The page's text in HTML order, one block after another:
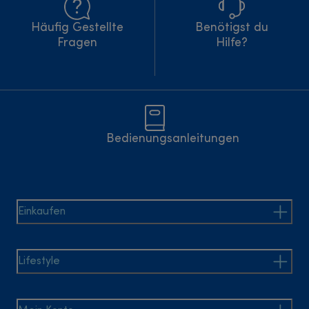
Häufig Gestellte
Fragen
Benötigst du
Hilfe?
Bedienungsanleitungen
Einkaufen
Lifestyle